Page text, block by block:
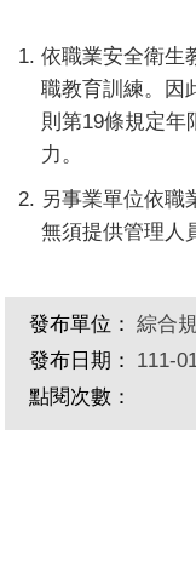
依職業安全衛生
職教育訓練。因
則第19條規定年
力。
另事業單位依職
無須提供管理人
發布單位： 綜合
發布日期：
111-
點閱次數：